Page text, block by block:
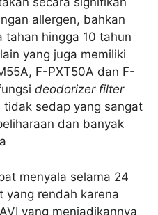
allergen, bahkan
tahan hingga 10 tahun
yang juga memiliki
F-PXT50A dan F-
deodorizer filter
sedap yang sangat
dan banyak
menyala selama 24
yang rendah karena
yang menjadikannya